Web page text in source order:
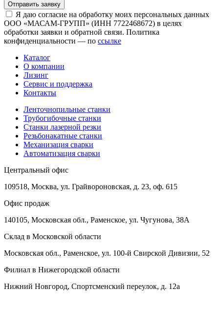
Отправить заявку
Я даю согласие на обработку моих персональных данных
ООО «МАСАМ-ГРУПП» (ИНН 7722468672) в целях
обработки заявки и обратной связи. Политика
конфиденциальности — по ссылке
Каталог
О компании
Лизинг
Сервис и поддержка
Контакты
Ленточнопильные станки
Трубогибочные станки
Станки лазерной резки
Резьбонакатные станки
Механизация сварки
Автоматизация сварки
Центральный офис
109518, Москва, ул. Грайвороновская, д. 23, оф. 615
Офис продаж
140105, Московская обл., Раменское, ул. Чугунова, 38А
Склад в Московской области
Московская обл., Раменское, ул. 100-й Свирской Дивизии, 52
Филиал в Нижегородской области
Нижний Новгород, Спортсменский переулок, д. 12а